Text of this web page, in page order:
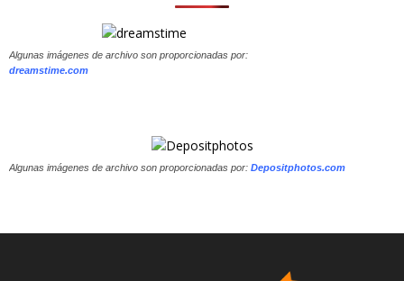
Algunas imágenes de archivo son proporcionadas por:
dreamstime.com
Algunas imágenes de archivo son proporcionadas por: Depositphotos.com